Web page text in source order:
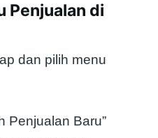
Penjualan di
dan pilih menu
Penjualan Baru”